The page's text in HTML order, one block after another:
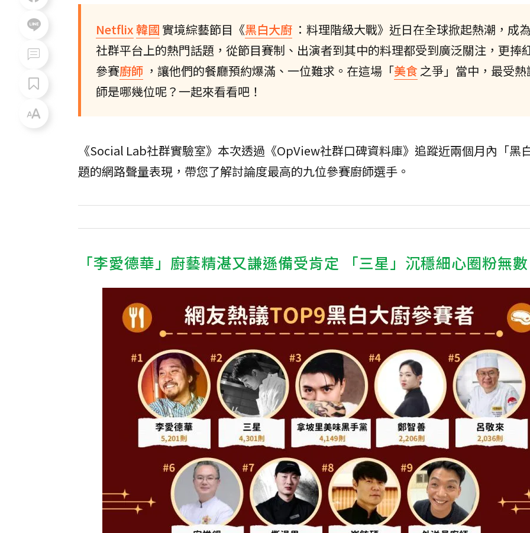
Netflix韓國 實境綜藝節目《黑白大廚 ：料理階級大戰》近日在全球掀起熱潮，成
社群平台上的熱門話題，從節目賽制、出演者到其中的料理都受到廣泛關注，更捧
參賽廚師 ，讓他們的餐廳預約爆滿、一位難求。在這場「美食之爭」當中，最受
師是哪幾位呢？一起來看看吧！
《Social Lab社群實驗室》本次透過《OpView社群口碑資料庫》追蹤近兩個月內「黑
題的網路聲量表現，帶您了解討論度最高的九位參賽廚師選手。
「李愛德華」廚藝精湛又謙遜備受肯定 「三星」沉穩細心圈粉無數